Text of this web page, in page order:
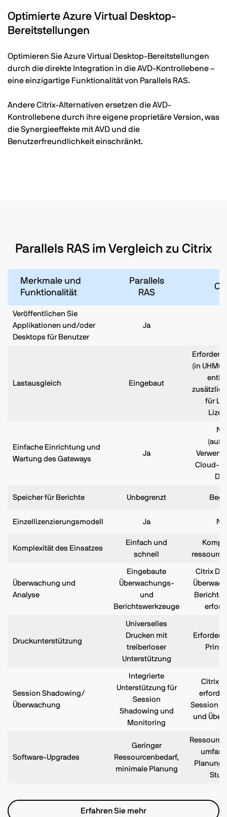
Optimierte Azure Virtual Desktop-
Bereitstellungen
Optimieren Sie Azure Virtual Desktop-Bereitstellungen
durch die direkte Integration in die AVD-Kontrollebene –
eine einzigartige Funktionalität von Parallels RAS.
Andere Citrix-Alternativen ersetzen die AVD-
Kontrollebene durch ihre eigene proprietäre Version, was
die Synergieeffekte mit AVD und die
Benutzerfreundlichkeit einschränkt.
Parallels RAS im Vergleich zu Citrix
Merkmale und
Funktionalität
Parallels
RAS
Veröffentlichen Sie
Applikationen und/oder
Desktops für Benutzer
Ja
Lastausgleich Eingebaut
Erfordert
(in
für
Einfache Einrichtung und
Wartung des Gateways
Ja
Cloud-
Speicher für Berichte Unbegrenzt
Einzellizenzierungsmodell Ja
Komplexität des Einsatzes
Einfach und
schnell
Überwachung und
Analyse
Eingebaute
Überwachungs-
und
Berichtswerkzeuge
Citrix
Druckunterstützung
Universelles
Drucken mit
treiberloser
Unterstützung
Erfordert
Print
Session Shadowing/
Überwachung
Integrierte
Unterstützung für
Session
Shadowing und
Monitoring
Citrix
Session
und
Software-Upgrades
Geringer
Ressourcenbedarf,
minimale Planung
Planung,
Erfahren Sie mehr